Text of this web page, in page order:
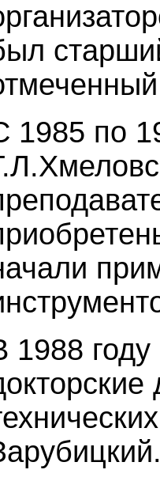
1985 по
1988